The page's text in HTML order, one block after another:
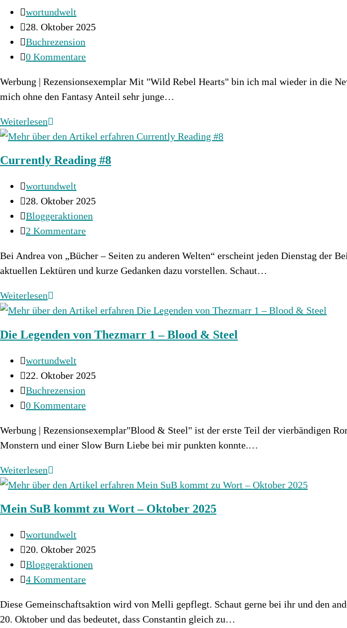
Fessle
mein
BDSM-
Dark-
Buch
Beitrags-
Autor:
wortundwelt
Beitrag
veröffentlicht:
28. Oktober 2025
Beitrags-
Kategorie:
Buchrezension
Beitrags-
0 Kommentare
Werbung | Rezensionsexemplar Mit "Wild Rebel Hearts" bin ich mal wieder in die
mich ohne den Fantasy Anteil sehr junge…
WeiterlesenWild
Rebel
Currently Reading #8
Beitrags-
Autor:
wortundwelt
Beitrag
veröffentlicht:
28. Oktober 2025
Beitrags-
Kategorie:
Bloggeraktionen
Beitrags-
2 Kommentare
Bei Andrea von „Bücher – Seiten zu anderen Welten“ erscheint jeden Dienstag der
aktuellen Lektüren und kurze Gedanken dazu vorstellen. Schaut…
WeiterlesenCurrently
Reading
Die Legenden von Thezmarr 1 – Blood & Steel
Beitrags-
Autor:
wortundwelt
Beitrag
veröffentlicht:
22. Oktober 2025
Beitrags-
Kategorie:
Buchrezension
Beitrags-
0 Kommentare
Werbung | Rezensionsexemplar"Blood & Steel" ist der erste Teil der vierbändigen
Monstern und einer Slow Burn Liebe bei mir punkten konnte.…
WeiterlesenDie
Legenden
Thezmarr
–
Blood
&
Mein SuB kommt zu Wort – Oktober 2025
Beitrags-
Autor:
wortundwelt
Beitrag
veröffentlicht:
20. Oktober 2025
Beitrags-
Kategorie:
Bloggeraktionen
Beitrags-
4 Kommentare
Diese Gemeinschaftsaktion wird von Melli gepflegt. Schaut gerne bei ihr und den
20. Oktober und das bedeutet, dass Constantin gleich zu…